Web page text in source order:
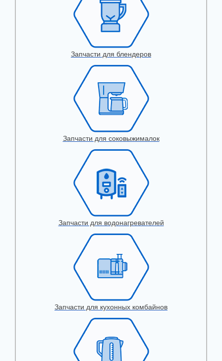
Запчасти для блендеров
Запчасти для соковыжималок
Запчасти для водонагревателей
Запчасти для кухонных комбайнов